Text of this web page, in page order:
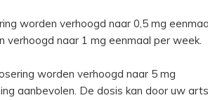
worden verhoogd naar 0,5 mg
verhoogd naar 1 mg eenmaal per week.
worden verhoogd naar 5 mg
aanbevolen. De dosis kan door uw arts